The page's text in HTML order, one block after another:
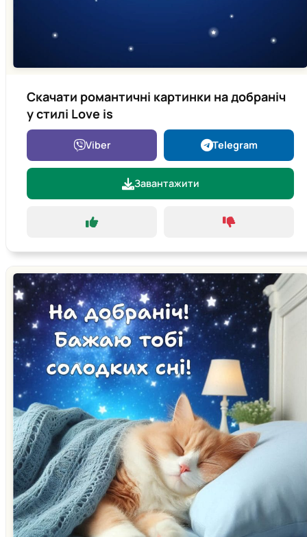
Скачати романтичні картинки на добраніч
у стилі Love is
Viber Telegram
Завантажити